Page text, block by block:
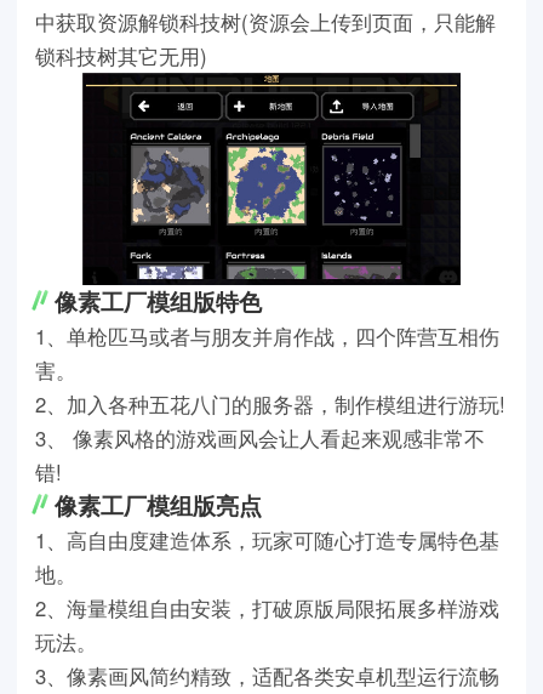
中获取资源解锁科技树(资源会上传到页面，只能解
锁科技树其它无用)
像素工厂模组版特色
1、单枪匹马或者与朋友并肩作战，四个阵营互相伤
害。
2、加入各种五花八门的服务器，制作模组进行游玩!
3、 像素风格的游戏画风会让人看起来观感非常不
错!
像素工厂模组版亮点
1、高自由度建造体系，玩家可随心打造专属特色基
地。
2、海量模组自由安装，打破原版局限拓展多样游戏
玩法。
3、像素画风简约精致，适配各类安卓机型运行流畅